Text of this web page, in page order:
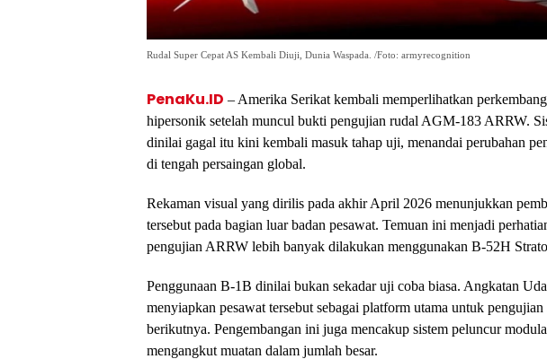
Rudal Super Cepat AS Kembali Diuji, Dunia Waspada. /Foto: armyrecognition
PenaKu.ID – Amerika Serikat kembali memperlihatkan
hipersonik setelah muncul bukti pengujian rudal AGM-183 ARRW.
dinilai gagal itu kini kembali masuk tahap uji, menandai perubahan
di tengah persaingan global.
Rekaman visual yang dirilis pada akhir April 2026 menunjukkan
tersebut pada bagian luar badan pesawat. Temuan ini menjadi
pengujian ARRW lebih banyak dilakukan menggunakan B-52H
Penggunaan B-1B dinilai bukan sekadar uji coba biasa. Angkatan
menyiapkan pesawat tersebut sebagai platform utama untuk
berikutnya. Pengembangan ini juga mencakup sistem peluncur
mengangkut muatan dalam jumlah besar.